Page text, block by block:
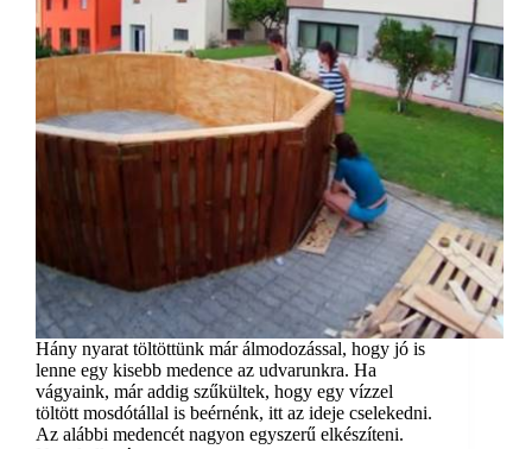
Hány nyarat töltöttünk már álmodozással, hogy jó is
lenne egy kisebb medence az udvarunkra. Ha
vágyaink, már addig szűkültek, hogy egy vízzel
töltött mosdótállal is beérnénk, itt az ideje cselekedni.
Az alábbi medencét nagyon egyszerű elkészíteni.